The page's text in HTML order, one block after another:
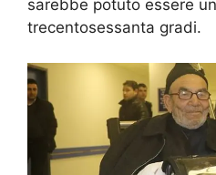
sarebbe potuto essere
trecentosessanta gradi.